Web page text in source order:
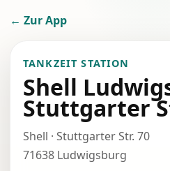
← Zur App
TANKZEIT STATION
Shell
Stuttgarter
Shell · Stuttgarter Str. 70
71638 Ludwigsburg